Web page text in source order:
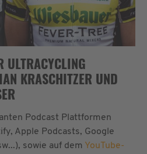
KRASCHITZER UND
Podcast Plattformen
Apple Podcasts, Google
sowie auf dem YouTube-